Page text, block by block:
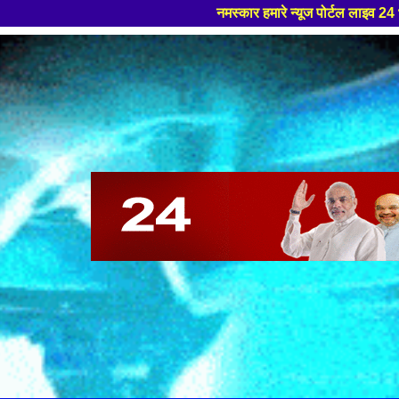
नमस्कार हमारे न्यूज पोर्टल लाइव 24 भारत मे आपका स्वागत